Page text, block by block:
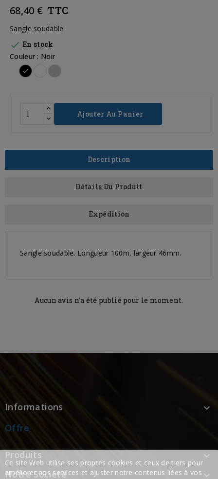
68,40 € TTC
Sangle soudable
 En stock
Couleur : Noir
Blanc
Ajouter Au Panier
Description
Détails Du Produit
Expédition
Sangle soudable. Longueur 100m, largeur 46mm.
Aucun avis n'a été publié pour le moment.
Informations

Offre
Produits

Notre Société

Ce site Web utilise ses propres cookies et ceux de tiers pour
améliorer nos services et ajuster notre contenus liées à vos